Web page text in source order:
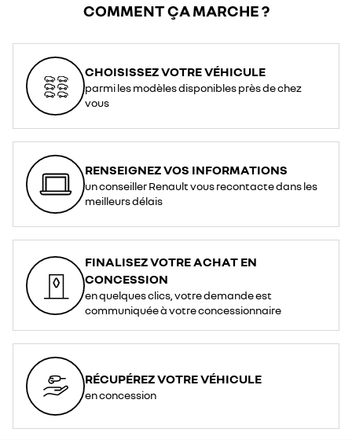
COMMENT ÇA MARCHE ?
CHOISISSEZ VOTRE VÉHICULE
parmi les modèles disponibles près de chez
vous
RENSEIGNEZ VOS INFORMATIONS
un conseiller Renault vous recontacte dans les
meilleurs délais
FINALISEZ VOTRE ACHAT EN
CONCESSION
en quelques clics, votre demande est
communiquée à votre concessionnaire
RÉCUPÉREZ VOTRE VÉHICULE
en concession